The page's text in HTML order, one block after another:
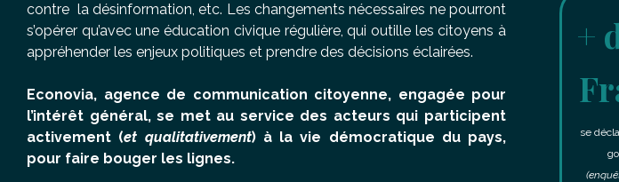
contre la désinformation, etc. Les changements nécessaires ne pourront
s’opérer qu’avec une éducation civique régulière, qui outille les citoyens à
appréhender les enjeux politiques et prendre des décisions éclairées.
Econovia, agence de communication citoyenne, engagée pour
l’intérêt général, se met au service des acteurs qui participent
activement (et qualitativement) à la vie démocratique du pays,
pour faire bouger les lignes.
+
se